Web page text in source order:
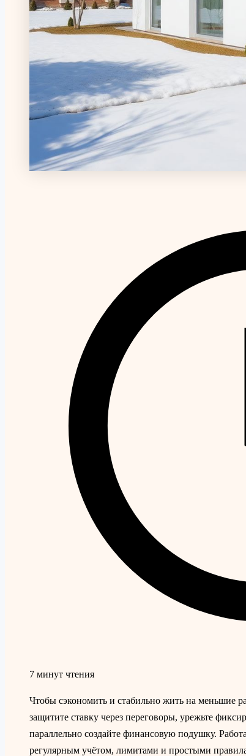
7 минут чтения
Чтобы сэкономить и стабильно жить на меньшие
защитите ставку через переговоры, урежьте
параллельно создайте финансовую подушку.
регулярным учётом, лимитами и простыми